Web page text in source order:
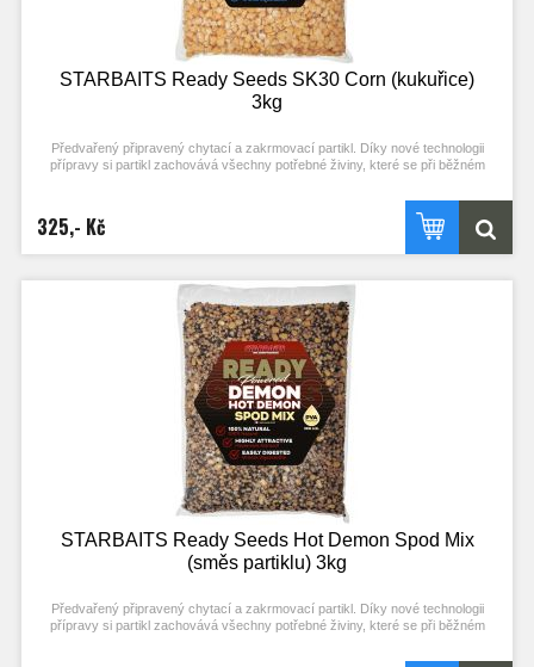
STARBAITS Ready Seeds SK30 Corn (kukuřice)
3kg
Předvařený připravený chytací a zakrmovací partikl. Díky nové technologii
přípravy si partikl zachovává všechny potřebné živiny, které se při běžném
připravuje individuální metodou pro zachování jejich maximální atraktivity.
Nerozpouští PVA! Typ partiklu: KUKUŘICE Příchuť: SK30 (stejné složení příchuti
325,- Kč
STARBAITS Ready Seeds Hot Demon Spod Mix
(směs partiklu) 3kg
Předvařený připravený chytací a zakrmovací partikl. Díky nové technologii
přípravy si partikl zachovává všechny potřebné živiny, které se při běžném
připravuje individuální metodou pro zachování jejich maximální atraktivity.